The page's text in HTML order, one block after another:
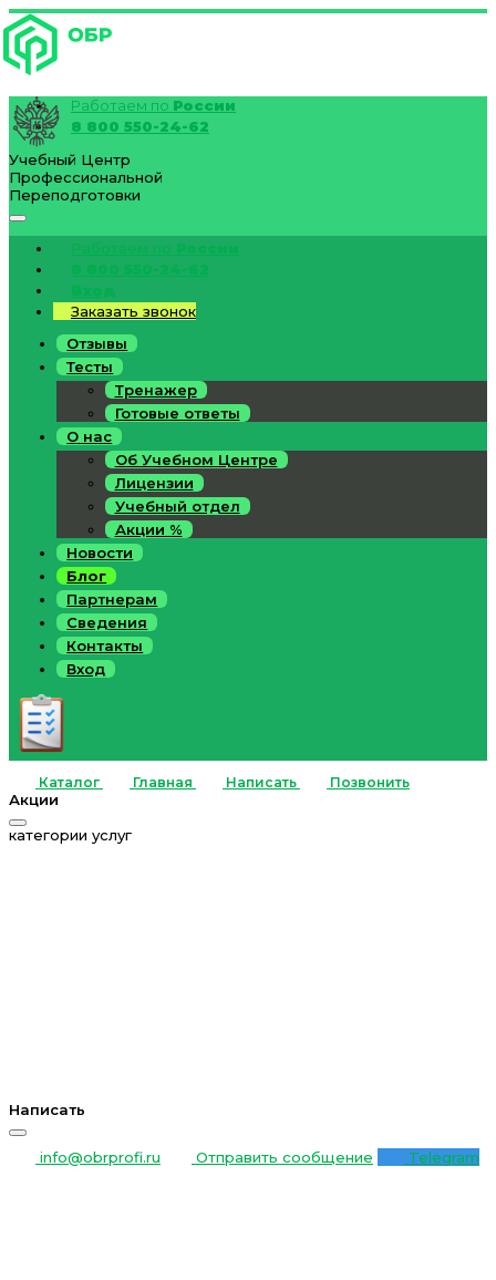
Работаем по России
8 800 550-24-62
Учебный Центр
Профессиональной
Переподготовки
Работаем по России
8 800 550-24-62
Вход
Заказать звонок
Отзывы
Тесты
Тренажер
Готовые ответы
О нас
Об Учебном Центре
Лицензии
Учебный отдел
Акции %
Новости
Блог
Партнерам
Сведения
Контакты
Вход
Каталог Главная Написать Позвонить
Акции
категории услуг
Написать
info@obrprofi.ru Отправить сообщение Telegram